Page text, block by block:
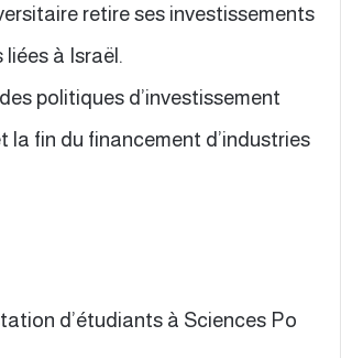
retire ses investissements
liées à Israël.
politiques d’investissement
la fin du financement d’industries
d’étudiants à Sciences Po